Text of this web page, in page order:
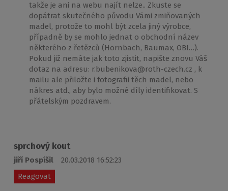
takže je ani na webu najít nelze.. Zkuste se
dopátrat skutečného původu Vámi zmiňovaných
madel, protože to mohl být zcela jiný výrobce,
případně by se mohlo jednat o obchodní název
některého z řetězců (Hornbach, Baumax, OBI…).
Pokud již nemáte jak toto zjistit, napište znovu Váš
dotaz na adresu: r.bubenikova@roth-czech.cz , k
mailu ale přiložte i fotografii těch madel, nebo
nákres atd., aby bylo možné díly identifikovat. S
přátelským pozdravem.
sprchový kout
jiří Pospíšil
20.03.2018 16:52:23
Reagovat